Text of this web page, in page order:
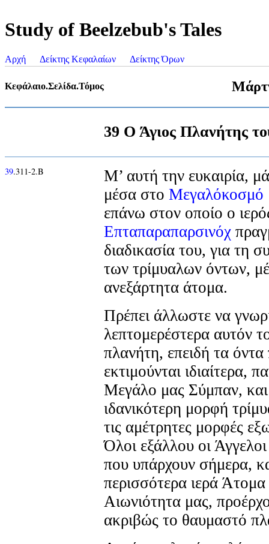
Study of Beelzebub's Tales
Αρχή Δείκτης Κεφαλαίων Δείκτης Όρων
Κεφάλαιο.Σελίδα.Τόμος
39 Ο Άγιος Πλανήτης
39.311-2.Β
Μ’ αυτή την ευκαιρία,
μέσα στο Μεγαλόκοσμό
επάνω στον οποίο ο
Επταπαραπαρσινόχ
διαδικασία του, για τη
των τρίμυαλων όντων,
ανεξάρτητα άτομα.
Πρέπει άλλωστε να
λεπτομερέστερα αυτόν
πλανήτη, επειδή τα όντα
εκτιμούνται ιδιαίτερα,
Μεγάλο μας Σύμπαν,
ιδανικότερη μορφή
τις αμέτρητες μορφές
Όλοι εξάλλου οι
που υπάρχουν σήμερα,
περισσότερα ιερά
Αιωνιότητα μας,
ακριβώς το θαυμαστό